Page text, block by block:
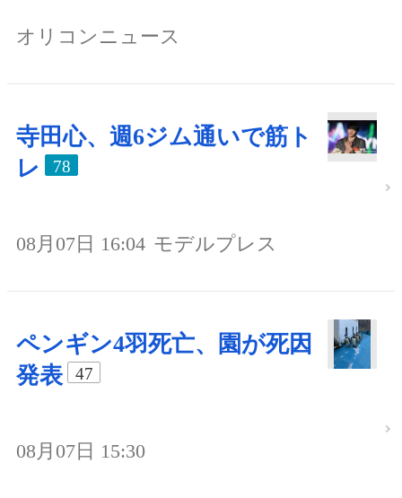
オリコンニュース
寺田心、週6ジム通いで筋ト
レ
78
08月07日 16:04 モデルプレス
ペンギン4羽死亡、園が死因
発表
47
08月07日 15:30